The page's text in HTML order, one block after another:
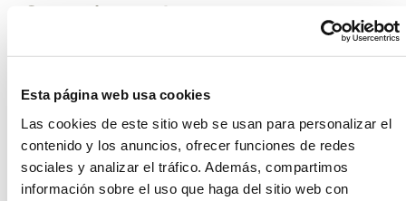
Esta página web usa cookies
Las cookies de este sitio web se usan para personalizar el
contenido y los anuncios, ofrecer funciones de redes
sociales y analizar el tráfico. Además, compartimos
información sobre el uso que haga del sitio web con
Cambio de fecha
De entrada oficialmente la diada de Sant Jordi se ha
celebrar ya los paseos por las calles y donde se pueda
ver a los escritores firmando libros y las rosas danzando
arriba y abajo. En esa fecha toda Barcelona estará
repleta de mesasysillasalquiladas por Dasler, y los
paseos post confinamiento volverán a estar a la orden
del día. En el fondo puede ser bonito, y será seguro